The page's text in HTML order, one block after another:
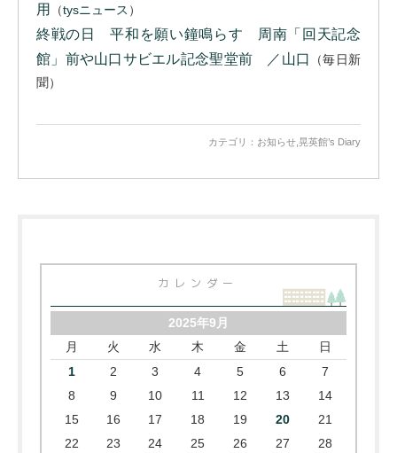
用
（tysニュース ）
終戦の日 平和を願い鐘鳴らす 周南「回天記念
館」前や山口サビエル記念聖堂前 ／山口
（毎日新
聞）
カテゴリ： お知らせ 晃英館’s Diary
カレンダー
2025年9月
月
火 水 木 金 土 日
1 2 3 4 5 6
7
8
9 10 11 12 13
14
15
16 17 18 19 20
21
22
23 24 25 26 27
28